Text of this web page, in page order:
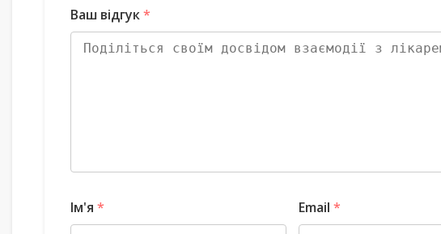
Ваш відгук*
Ім'я * Email *